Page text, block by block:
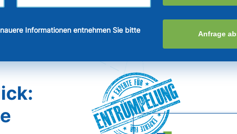
Informationen entnehmen Sie bitte
Anfrage
Entrümpelung